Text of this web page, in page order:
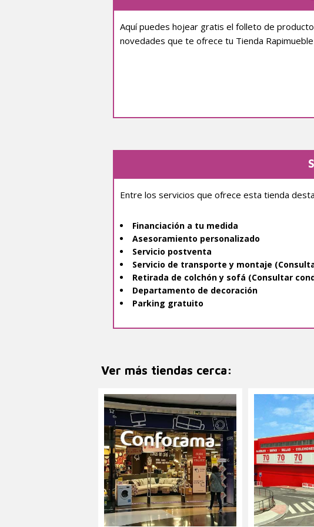
Aquí puedes hojear gratis el folleto de
novedades que te ofrece tu Tienda Rapimueble
Entre los servicios que ofrece esta tienda
Financiación a tu medida
Asesoramiento personalizado
Servicio postventa
Servicio de transporte y montaje
Retirada de colchón y sofá (Consultar
Departamento de decoración
Parking gratuito
Ver más tiendas cerca: